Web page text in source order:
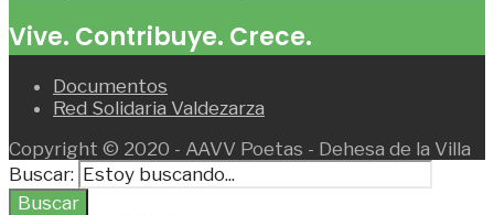
Vive. Contribuye. Crece.
Documentos
Red Solidaria Valdezarza
Copyright © 2020 - AAVV Poetas - Dehesa de la Villa
Buscar:
Buscar